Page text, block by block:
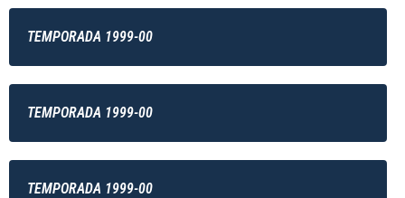
TEMPORADA 1999-00
TEMPORADA 1999-00
TEMPORADA 1999-00